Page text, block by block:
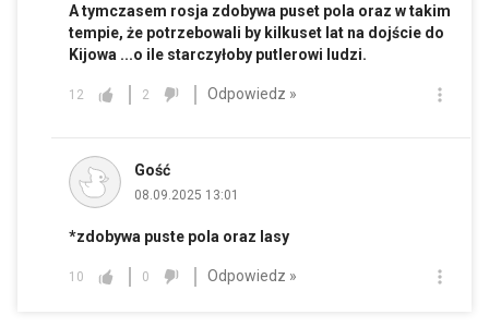
A tymczasem rosja zdobywa puset pola oraz w takim
tempie, że potrzebowali by kilkuset lat na dojście do
Kijowa ...o ile starczyłoby putlerowi ludzi.
12 2 Odpowiedz »
Gość
08.09.2025 13:01
*zdobywa puste pola oraz lasy
10 0 Odpowiedz »